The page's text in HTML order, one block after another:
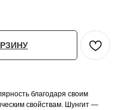
благодаря своим
свойствам. Шунгит —